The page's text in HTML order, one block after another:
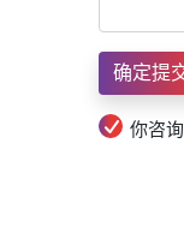
你咨